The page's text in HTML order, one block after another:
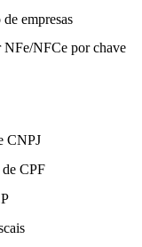
empresas
NFe/NFCe por chave
CNPJ
CPF